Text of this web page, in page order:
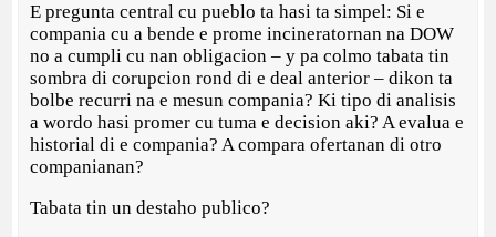
E pregunta central cu pueblo ta hasi ta simpel: Si e
compania cu a bende e prome incineratornan na DOW
no a cumpli cu nan obligacion – y pa colmo tabata tin
sombra di corupcion rond di e deal anterior – dikon ta
bolbe recurri na e mesun compania? Ki tipo di analisis
a wordo hasi promer cu tuma e decision aki? A evalua e
historial di e compania? A compara ofertanan di otro
companianan?
Tabata tin un destaho publico?